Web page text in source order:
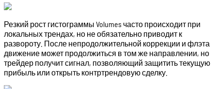
Резкий рост гистограммы Volumes часто происходит при
локальных трендах, но не обязательно приводит к
развороту. После непродолжительной коррекции и флэта
движение может продолжиться в том же направлении, но
трейдер получит сигнал, позволяющий защитить текущую
прибыль или открыть контртрендовую сделку.